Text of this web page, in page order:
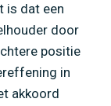
is dat een
door
positie
in
akkoord